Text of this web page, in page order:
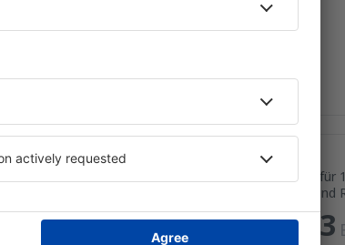
Preis für
Hin- und
193